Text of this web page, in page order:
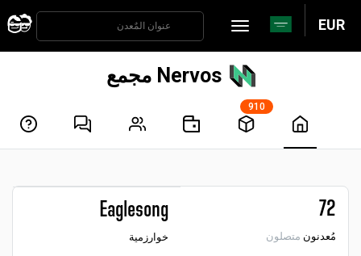
EUR
Nervos مجمع
910
72
مُعدنون متصلون
Eaglesong
خوارزمية